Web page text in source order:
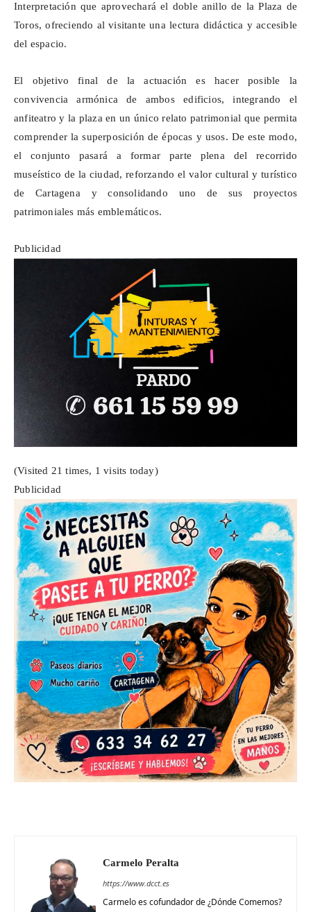
Interpretación que aprovechará el doble anillo de la Plaza de
Toros, ofreciendo al visitante una lectura didáctica y accesible
del espacio.
El objetivo final de la actuación es hacer posible la
convivencia armónica de ambos edificios, integrando el
anfiteatro y la plaza en un único relato patrimonial que permita
comprender la superposición de épocas y usos. De este modo,
el conjunto pasará a formar parte plena del recorrido
museístico de la ciudad, reforzando el valor cultural y turístico
de Cartagena y consolidando uno de sus proyectos
patrimoniales más emblemáticos.
Publicidad
(Visited 21 times, 1 visits today)
Publicidad
Carmelo Peralta
https://www.dcct.es
Carmelo es cofundador de ¿Dónde Comemos?